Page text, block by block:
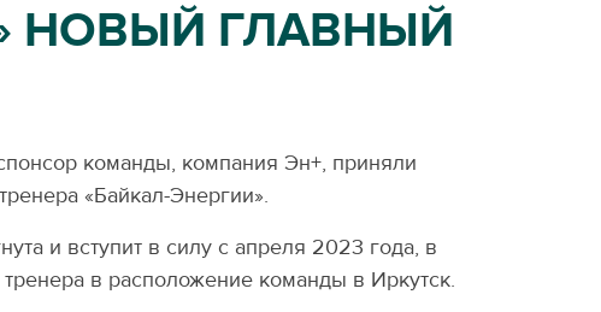
НОВЫЙ ГЛАВНЫЙ
команды, компания Эн+, приняли
«Байкал-Энергии».
и вступит в силу с апреля 2023 года, в
в расположение команды в Иркутск.